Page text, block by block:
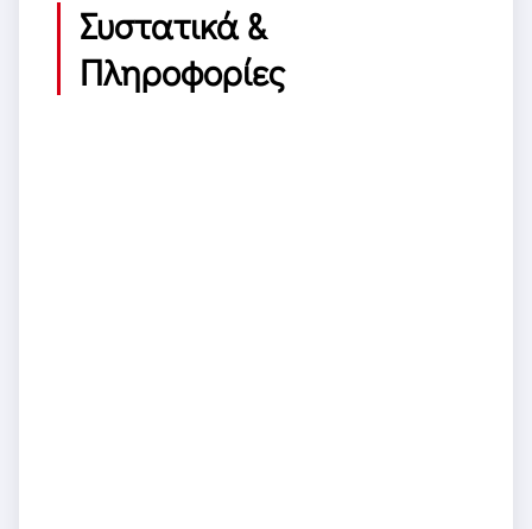
Συστατικά &
Πληροφορίες